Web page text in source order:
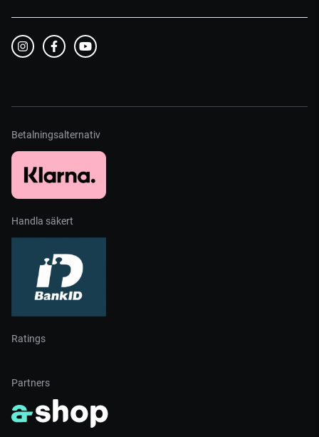
Betalningsalternativ
Handla säkert
Ratings
Partners